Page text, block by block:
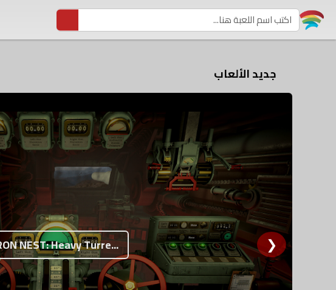
جديد الألعاب
NEST: Heavy Turre... ❯